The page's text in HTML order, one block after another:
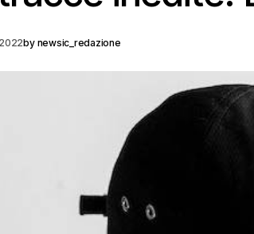
by newsic_redazione